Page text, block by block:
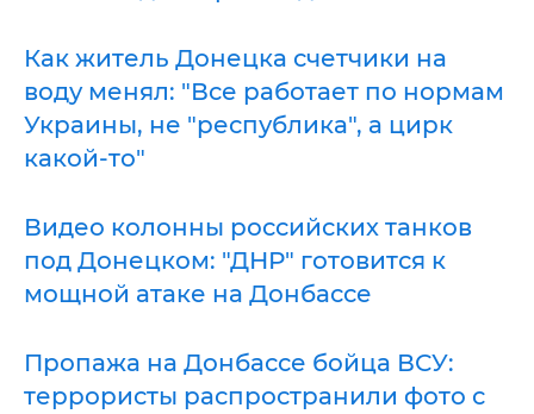
Как житель Донецка счетчики на
воду менял: "Все работает по нормам
Украины, не "республика", а цирк
какой-то"
Видео колонны российских танков
под Донецком: "ДНР" готовится к
мощной атаке на Донбассе
Пропажа на Донбассе бойца ВСУ:
террористы распространили фото с